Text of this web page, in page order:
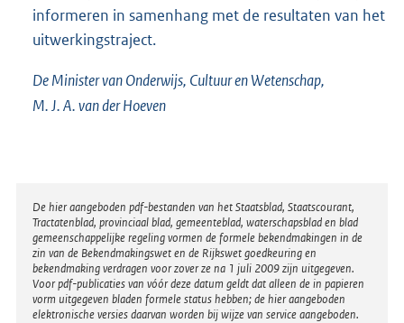
informeren in samenhang met de resultaten van het
uitwerkingstraject.
De Minister van Onderwijs, Cultuur en Wetenschap,
M. J. A. van der Hoeven
Disclaimer
De hier aangeboden pdf-bestanden van het Staatsblad, Staatscourant,
Tractatenblad, provinciaal blad, gemeenteblad, waterschapsblad en blad
gemeenschappelijke regeling vormen de formele bekendmakingen in de
zin van de Bekendmakingswet en de Rijkswet goedkeuring en
bekendmaking verdragen voor zover ze na 1 juli 2009 zijn uitgegeven.
Voor pdf-publicaties van vóór deze datum geldt dat alleen de in papieren
vorm uitgegeven bladen formele status hebben; de hier aangeboden
elektronische versies daarvan worden bij wijze van service aangeboden.